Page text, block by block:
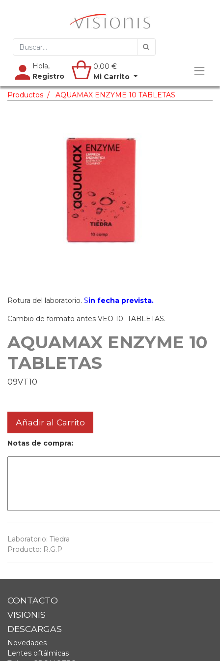
Hola,
Registro
0,00 €
Mi Carrito
Productos AQUAMAX ENZYME 10 TABLETAS
Rotura del laboratorio. Sin fecha prevista.
Cambio de formato antes VEO 10 TABLETAS.
AQUAMAX ENZYME 10
TABLETAS
09VT10
Añadir al Carrito
Notas de compra:
Laboratorio: Tiedra
Producto: R.G.P
CONTACTO
VISIONIS
DESCARGAS
Novedades
Lentes oftálmicas